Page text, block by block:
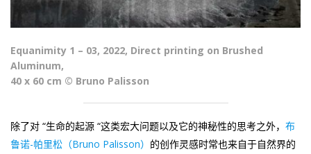
Equanimity 1 – 03, 2022, Direct printing on Brushed
Aluminum,
40 x 60 cm © Bruno Palisson
除了对 “生命的起源 “这类宏大问题以及它的神秘性的思考之外， 布
鲁诺-帕里松（Bruno Palisson） 的创作灵感时常也来自于自然界的